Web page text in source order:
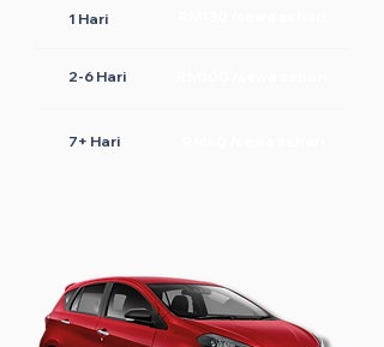
1 Hari
2-6 Hari
7+ Hari